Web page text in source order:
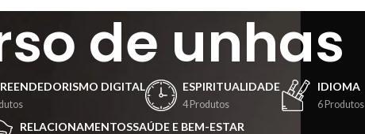
de unhas
DIGITAL ESPIRITUALIDADE
4 Produtos
IDIOMA
6 Produtos
RELACIONAMENTOSSAÚDE E BEM-ESTAR